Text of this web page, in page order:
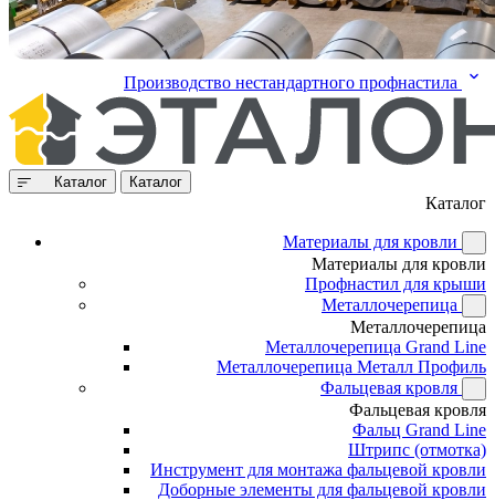
Производство нестандартного профнастила
Каталог Каталог
Каталог
Материалы для кровли
Материалы для кровли
Профнастил для крыши
Металлочерепица
Металлочерепица
Металлочерепица Grand Line
Металлочерепица Металл Профиль
Фальцевая кровля
Фальцевая кровля
Фальц Grand Line
Штрипс (отмотка)
Инструмент для монтажа фальцевой кровли
Доборные элементы для фальцевой кровли